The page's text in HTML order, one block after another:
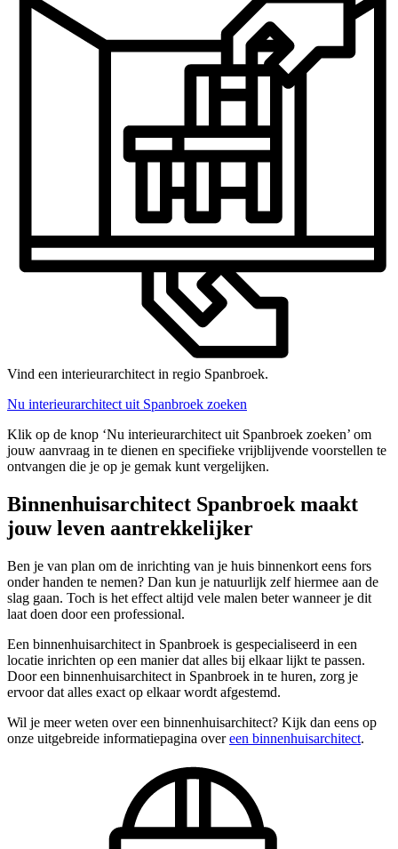
Vind een interieurarchitect in regio Spanbroek.
Nu interieurarchitect uit Spanbroek zoeken
Klik op de knop ‘Nu interieurarchitect uit Spanbroek zoeken’ om
jouw aanvraag in te dienen en specifieke vrijblijvende voorstellen te
ontvangen die je op je gemak kunt vergelijken.
Binnenhuisarchitect Spanbroek maakt
jouw leven aantrekkelijker
Ben je van plan om de inrichting van je huis binnenkort eens fors
onder handen te nemen? Dan kun je natuurlijk zelf hiermee aan de
slag gaan. Toch is het effect altijd vele malen beter wanneer je dit
laat doen door een professional.
Een binnenhuisarchitect in Spanbroek is gespecialiseerd in een
locatie inrichten op een manier dat alles bij elkaar lijkt te passen.
Door een binnenhuisarchitect in Spanbroek in te huren, zorg je
ervoor dat alles exact op elkaar wordt afgestemd.
Wil je meer weten over een binnenhuisarchitect? Kijk dan eens op
onze uitgebreide informatiepagina overeen binnenhuisarchitect.